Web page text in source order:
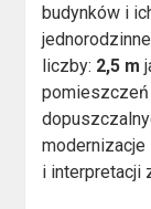
budynków i
liczby: 2,5 m
modernizacje
i interpretacji